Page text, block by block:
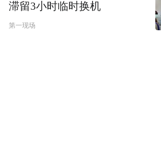
滞留3小时临时换机
第一现场